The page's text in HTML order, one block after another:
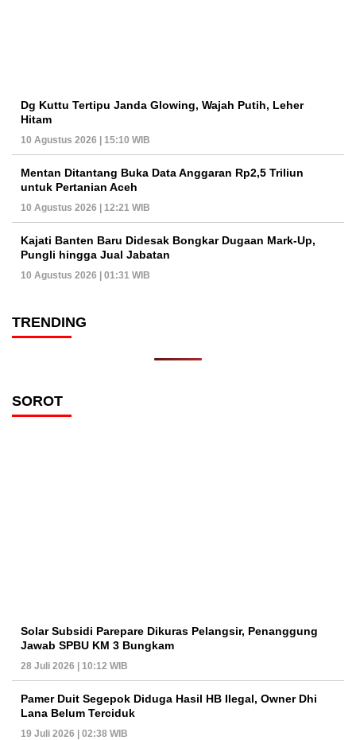
Dg Kuttu Tertipu Janda Glowing, Wajah Putih, Leher
Hitam
10 Agustus 2026 | 15:10 WIB
Mentan Ditantang Buka Data Anggaran Rp2,5 Triliun
untuk Pertanian Aceh
10 Agustus 2026 | 12:21 WIB
Kajati Banten Baru Didesak Bongkar Dugaan Mark-Up,
Pungli hingga Jual Jabatan
10 Agustus 2026 | 01:31 WIB
TRENDING
SOROT
Solar Subsidi Parepare Dikuras Pelangsir, Penanggung
Jawab SPBU KM 3 Bungkam
28 Juli 2026 | 10:12 WIB
Pamer Duit Segepok Diduga Hasil HB Ilegal, Owner Dhi
Lana Belum Terciduk
19 Juli 2026 | 02:38 WIB